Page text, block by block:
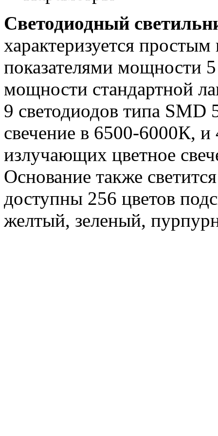
Светодиодный
характеризуется
показателями мощности 5
мощности стандартной
9 светодиодов типа
свечение в 6500-6000К,
излучающих цветное
Основание также
доступны 256 цветов
желтый, зеленый,